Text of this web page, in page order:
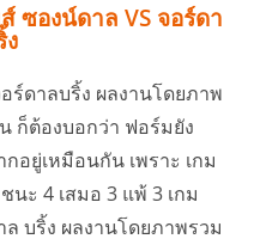
ซองน์ดาล VS จอร์ดา
ร์ดาลบริ้ง ผลงานโดยภาพ
ก็ต้องบอกว่า ฟอร์มยัง
อยู่เหมือนกัน เพราะ เกม
นะ 4 เสมอ 3 แพ้ 3 เกม
บริ้ง ผลงานโดยภาพรวม